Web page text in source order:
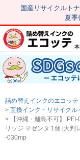
国産リサイクルト
夏季
新規会員
トップペー
注文履歴
はじめての方へ
詰め替えインクのエコッテ
互換インク・リサイクル
【沖縄・離島不可】
リッジ マゼンタ 1個 [大判
-030mp